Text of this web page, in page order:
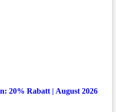
20% Rabatt | August 2026